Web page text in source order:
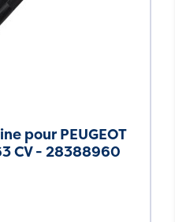
pour PEUGEOT
CV - 28388960